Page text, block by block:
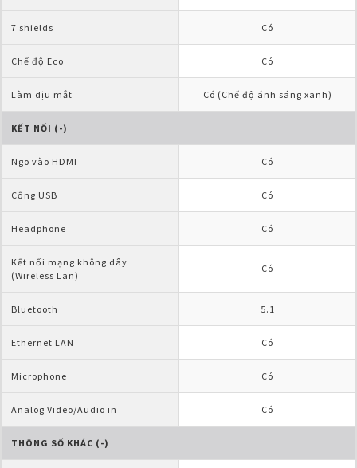
7 shields Có
Chế độ Eco Có
Làm dịu mắt Có (Chế độ ánh sáng xanh)
KẾT NỐI (-)
Ngõ vào HDMI Có
Cổng USB Có
Headphone Có
Kết nối mạng không dây
(Wireless Lan)
Có
Bluetooth 5.1
Ethernet LAN Có
Microphone Có
Analog Video/Audio in Có
THÔNG SỐ KHÁC (-)